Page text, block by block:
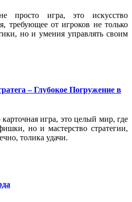
игра, это искусство
требующее от игроков не только
но и умения управлять своим
– Глубокое Погружение в
игра, это целый мир, где
но и мастерство стратегии,
толика удачи.